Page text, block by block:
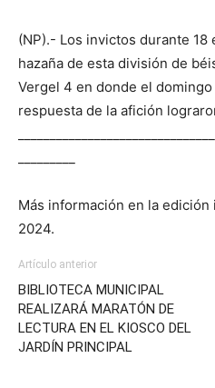
(NP).- Los invictos durante
hazaña de esta división de
Vergel 4 en donde el
respuesta de la afición
Más información en la edición
2024.
Artículo anterior
BIBLIOTECA MUNICIPAL
REALIZARÁ MARATÓN DE
LECTURA EN EL KIOSCO DEL
JARDÍN PRINCIPAL